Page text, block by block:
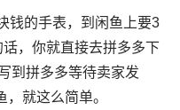
钱的手表，到闲鱼上要3
，你就直接去拼多多下
到拼多多等待卖家发
就这么简单。